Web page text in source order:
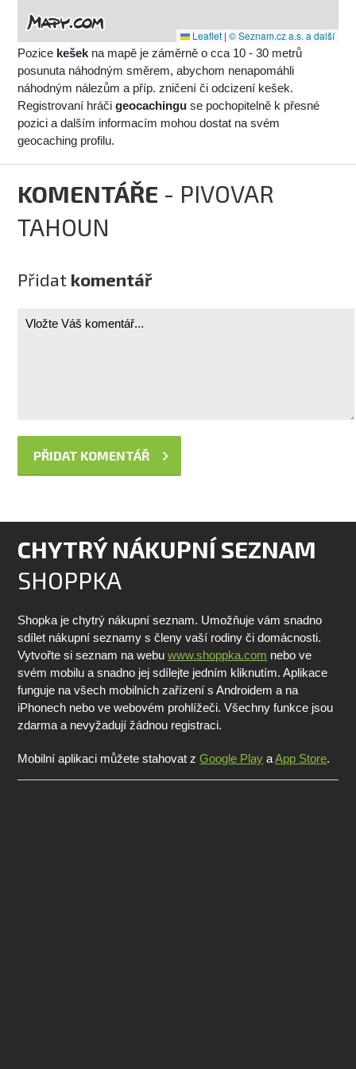
Leaflet | © Seznam.cz a.s. a další
Pozice kešek na mapě je záměrně o cca 10 - 30 metrů
posunuta náhodným směrem, abychom nenapomáhli
náhodným nálezům a příp. zničení či odcizení kešek.
Registrovaní hráčigeocachingu se pochopitelně k přesné
pozici a dalším informacím mohou dostat na svém
geocaching profilu.
KOMENTÁŘE - PIVOVAR
TAHOUN
Přidat komentář
CHYTRÝ NÁKUPNÍ SEZNAM
SHOPPKA
Shopka je chytrý nákupní seznam. Umožňuje vám snadno
sdílet nákupní seznamy s členy vaší rodiny či domácnosti.
Vytvořte si seznam na webuwww.shoppka.com nebo ve
svém mobilu a snadno jej sdílejte jedním kliknutím. Aplikace
funguje na všech mobilních zařízení s Androidem a na
iPhonech nebo ve webovém prohlížeči. Všechny funkce jsou
zdarma a nevyžadují žádnou registraci.
Mobilní aplikaci můžete stahovat zGoogle Play aApp Store.